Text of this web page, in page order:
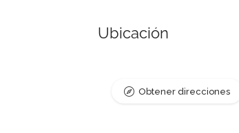
Ubicación
Obtener direcciones